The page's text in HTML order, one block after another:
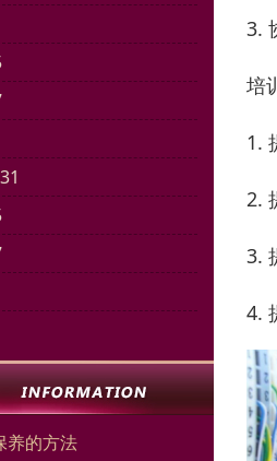
31
养的方法
3.
培
1.
2.
3.
4.